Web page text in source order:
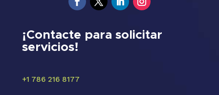
¡Contacte para solicitar
servicios!
+1 786 216 8177